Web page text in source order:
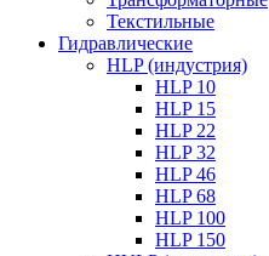
Текстильные
Гидравлические
HLP (индустрия)
HLP 10
HLP 15
HLP 22
HLP 32
HLP 46
HLP 68
HLP 100
HLP 150